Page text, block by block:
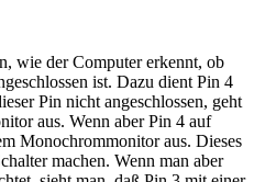
wie der Computer erkennt, ob
ist. Dazu dient Pin 4
Pin nicht angeschlossen, geht
aus. Wenn aber Pin 4 auf
Monochrommonitor aus. Dieses
machen. Wenn man aber